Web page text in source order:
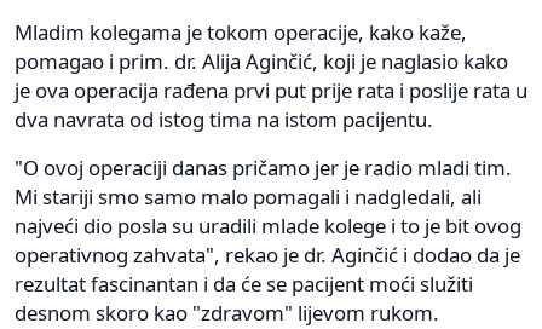
Mladim kolegama je tokom operacije, kako kaže,
pomagao i prim. dr. Alija Aginčić, koji je naglasio kako
je ova operacija rađena prvi put prije rata i poslije rata u
dva navrata od istog tima na istom pacijentu.
"O ovoj operaciji danas pričamo jer je radio mladi tim.
Mi stariji smo samo malo pomagali i nadgledali, ali
najveći dio posla su uradili mlade kolege i to je bit ovog
operativnog zahvata", rekao je dr. Aginčić i dodao da je
rezultat fascinantan i da će se pacijent moći služiti
desnom skoro kao "zdravom" lijevom rukom.